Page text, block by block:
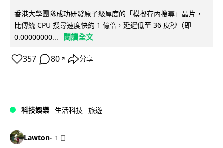
香港大學團隊成功研發原子級厚度的「模擬存內搜尋」晶片，
比傳統 CPU 搜尋速度快約 1 億倍，延遲低至 36 皮秒（即
0.00000000...
閱讀全文
357 80 ↗ 分享
科技娛樂 生活科技 旅遊
Lawton 1 日